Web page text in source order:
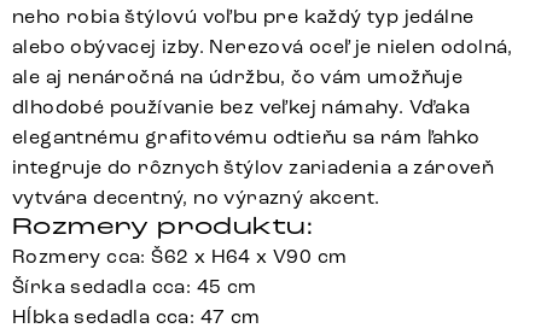
neho robia štýlovú voľbu pre každý typ jedálne
alebo obývacej izby. Nerezová oceľ je nielen odolná,
ale aj nenáročná na údržbu, čo vám umožňuje
dlhodobé používanie bez veľkej námahy. Vďaka
elegantnému grafitovému odtieňu sa rám ľahko
integruje do rôznych štýlov zariadenia a zároveň
vytvára decentný, no výrazný akcent.
Rozmery produktu:
Rozmery cca: Š62 x H64 x V90 cm
Šírka sedadla cca: 45 cm
Hĺbka sedadla cca: 47 cm